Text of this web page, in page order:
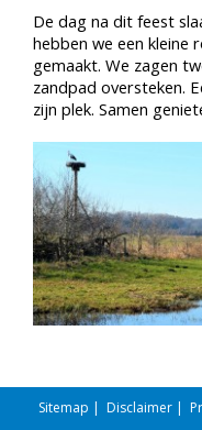
De dag na dit feest
hebben we een kleine
gemaakt. We zagen
zandpad oversteken.
zijn plek. Samen
Sitemap | Disclaimer |